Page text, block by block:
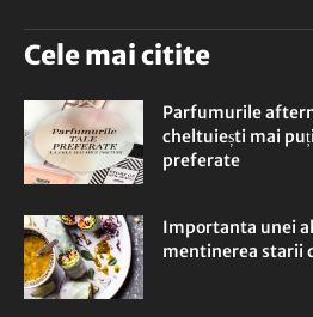
Cele mai citite
Parfumurile
cheltuiești mai
preferate
Importanta unei
mentinerea starii